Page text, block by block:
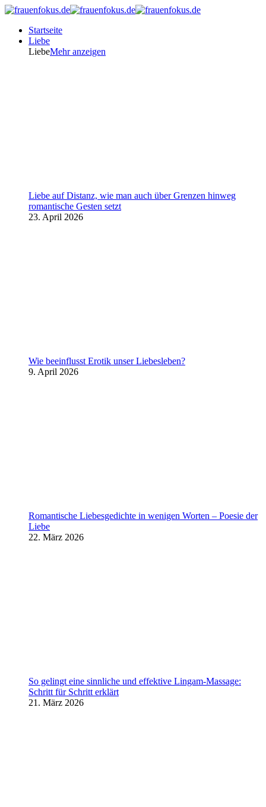
Startseite
Liebe
LiebeMehr anzeigen
Liebe auf Distanz, wie man auch über Grenzen hinweg
romantische Gesten setzt
23. April 2026
Wie beeinflusst Erotik unser Liebesleben?
9. April 2026
Romantische Liebesgedichte in wenigen Worten – Poesie der
Liebe
22. März 2026
So gelingt eine sinnliche und effektive Lingam-Massage:
Schritt für Schritt erklärt
21. März 2026